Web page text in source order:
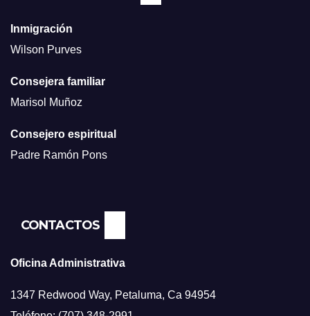
Inmigración
Wilson Purves
Consejera familiar
Marisol Muñoz
Consejero espiritual
Padre Ramón Pons
CONTACTOS
Oficina Administrativa
1347 Redwood Way, Petaluma, Ca 94954